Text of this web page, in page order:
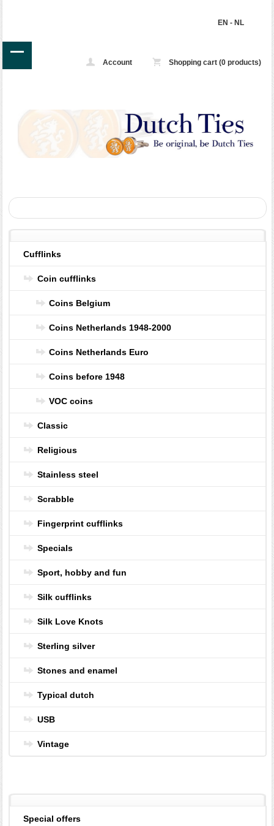
EN - NL
Account Shopping cart (0 products)
Cufflinks
Coin cufflinks
Coins Belgium
Coins Netherlands 1948-2000
Coins Netherlands Euro
Coins before 1948
VOC coins
Classic
Religious
Stainless steel
Scrabble
Fingerprint cufflinks
Specials
Sport, hobby and fun
Silk cufflinks
Silk Love Knots
Sterling silver
Stones and enamel
Typical dutch
USB
Vintage
Special offers